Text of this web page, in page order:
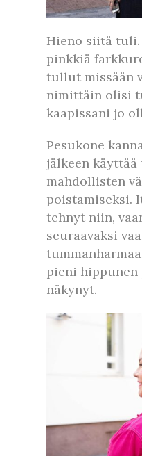
Hieno siitä tuli.
pinkkiä
tullut missään
nimittäin olisi
kaapissani jo
Pesukone
jälkeen käyttää
mahdollisten
poistamiseksi.
tehnyt niin,
seuraavaksi
pieni
näkynyt.